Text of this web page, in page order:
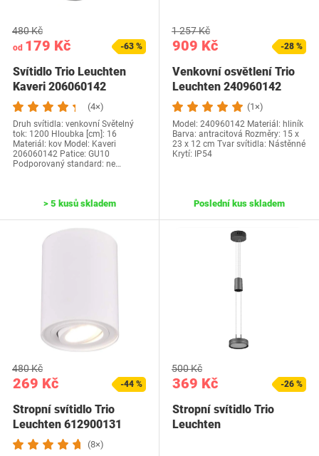
od 179 Kč
480 Kč
-63 %
Svítidlo Trio Leuchten
Kaveri 206060142
(4×)
Druh svítidla: venkovní Světelný
tok: 1200 Hloubka [cm]: 16
Materiál: kov Model: Kaveri
206060142 Patice: GU10
Podporovaný standard: ne…
> 5 kusů skladem
909 Kč
1 257 Kč
-28 %
Venkovní osvětlení Trio
Leuchten 240960142
(1×)
Model: 240960142 Materiál: hliník
Barva: antracitová Rozměry: 15 x
23 x 12 cm Tvar svítidla: Nástěnné
Krytí: IP54
Poslední kus skladem
269 Kč
480 Kč
-44 %
Stropní svítidlo Trio
Leuchten 612900131
(8×)
369 Kč
500 Kč
-26 %
Stropní svítidlo Trio
Leuchten